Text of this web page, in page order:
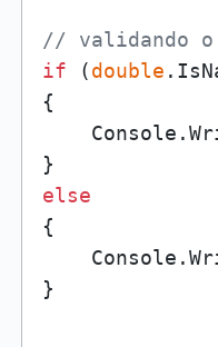
// validando
if (double
{
else
{